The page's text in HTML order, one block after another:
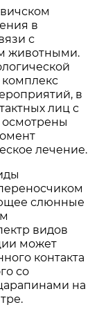
в
с
животными.
в
лиц с
лечение.
слюнные
видов
может
контакта
со
на